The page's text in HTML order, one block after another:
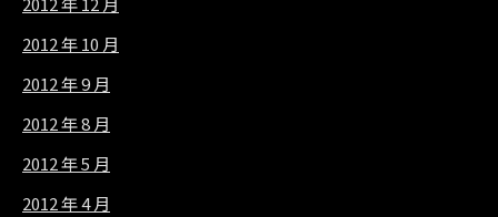
2012 年 10 月
2012 年 9 月
2012 年 8 月
2012 年 5 月
2012 年 4 月